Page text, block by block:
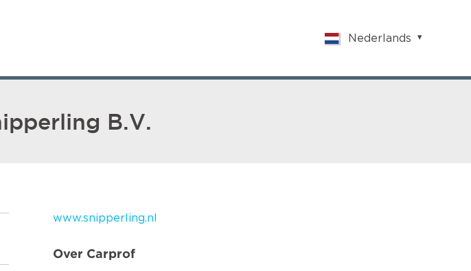
Nederlands
Nederlands
B.V.
www.snipperling.nl
Over Carprof